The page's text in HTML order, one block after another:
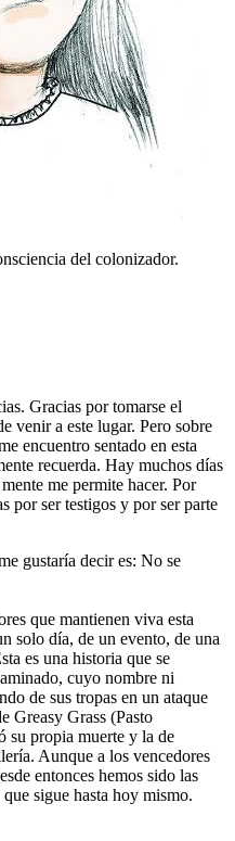
del colonizador.
Gracias por tomarse el
venir a este lugar. Pero sobre
encuentro sentado en esta
recuerda. Hay muchos días
me permite hacer. Por
por ser testigos y por ser parte
gustaría decir es: No se
que mantienen viva esta
solo día, de un evento, de una
es una historia que se
cuyo nombre ni
de sus tropas en un ataque
Greasy Grass (Pasto
su propia muerte y la de
Aunque a los vencedores
entonces hemos sido las
sigue hasta hoy mismo.